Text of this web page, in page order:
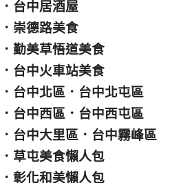
． 台中居酒屋
． 崇德路美食
．勤美草悟道美食
． 台中火車站美食
． 台中北區 ． 台中北屯區
． 台中西區 ． 台中西屯區
． 台中大里區 ． 台中霧峰區
． 草屯美食懶人包
．彰化和美懶人包